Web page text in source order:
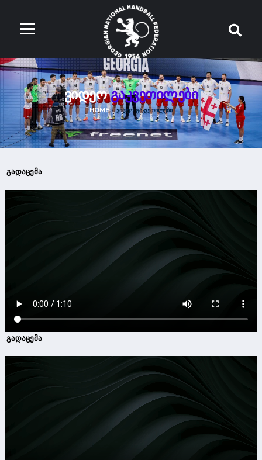
ᲕᲘᲓᲔᲝᲒᲐᲙᲕᲔᲗᲘᲚᲔᲑᲘ
HOME ᲕᲘᲓᲔᲝ ᲒᲐᲙᲕᲔᲗᲘᲚᲔᲑᲘ
გადაცემა
გადაცემა